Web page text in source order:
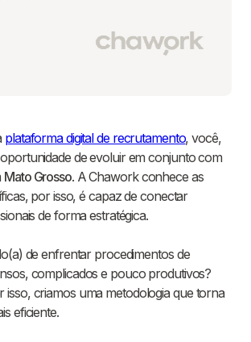
plataforma digital de recrutamento, você,
de evoluir em conjunto com
Mato Grosso. A Chawork conhece as
por isso, é capaz de conectar
de forma estratégica.
de enfrentar procedimentos de
complicados e pouco produtivos?
isso, criamos uma metodologia que torna
eficiente.